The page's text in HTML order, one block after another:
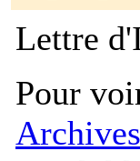
Lettre
Pour